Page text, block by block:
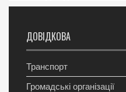
ДОВІДКОВА
Транспорт
Громадські організації